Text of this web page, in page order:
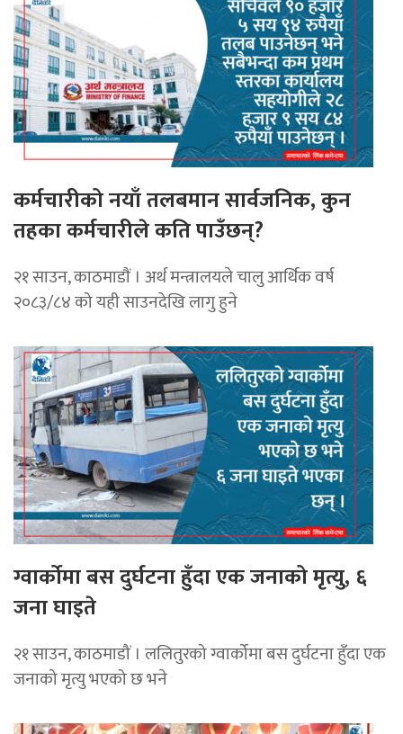
कर्मचारीको नयाँ तलबमान सार्वजनिक, कुन
तहका कर्मचारीले कति पाउँछन्?
२१ साउन, काठमाडाैं । अर्थ मन्त्रालयले चालु आर्थिक वर्ष
२०८३/८४ को यही साउनदेखि लागु हुने
ग्वार्कोमा बस दुर्घटना हुँदा एक जनाको मृत्यु, ६
जना घाइते
२१ साउन, काठमाडौं । ललितुरको ग्वार्कोमा बस दुर्घटना हुँदा एक
जनाको मृत्यु भएको छ भने